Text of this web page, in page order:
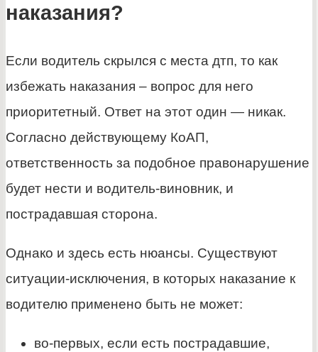
наказания?
Если водитель скрылся с места дтп, то как
избежать наказания – вопрос для него
приоритетный. Ответ на этот один — никак.
Согласно действующему КоАП,
ответственность за подобное правонарушение
будет нести и водитель-виновник, и
пострадавшая сторона.
Однако и здесь есть нюансы. Существуют
ситуации-исключения, в которых наказание к
водителю применено быть не может:
во-первых, если есть пострадавшие,